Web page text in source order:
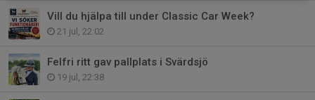
Vill du hjälpa till under Classic Car Week?
21 jul, 22:02
Felfri ritt gav pallplats i Svärdsjö
19 jul, 22:38